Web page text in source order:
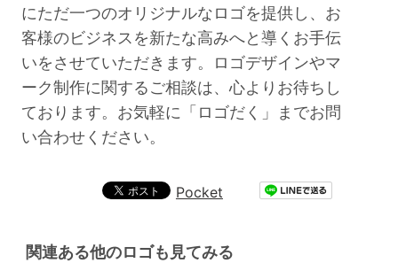
にただ一つのオリジナルなロゴを提供し、お
客様のビジネスを新たな高みへと導くお手伝
いをさせていただきます。ロゴデザインやマ
ーク制作に関するご相談は、心よりお待ちし
ております。お気軽に「ロゴだく」までお問
い合わせください。
Pocket
関連ある他のロゴも見てみる